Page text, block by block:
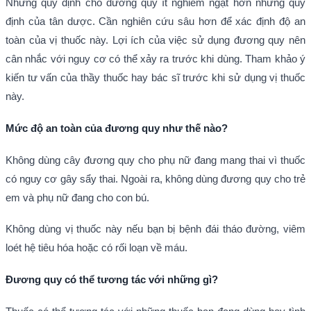
Những quy định cho đương quy ít nghiêm ngặt hơn những quy
định của tân dược. Cần nghiên cứu sâu hơn để xác định độ an
toàn của vị thuốc này. Lợi ích của việc sử dụng đương quy nên
cân nhắc với nguy cơ có thể xảy ra trước khi dùng. Tham khảo ý
kiến tư vấn của thầy thuốc hay bác sĩ trước khi sử dụng vị thuốc
này.
Mức độ an toàn của đương quy như thế nào?
Không dùng cây đương quy cho phụ nữ đang mang thai vì thuốc
có nguy cơ gây sẩy thai. Ngoài ra, không dùng đương quy cho trẻ
em và phụ nữ đang cho con bú.
Không dùng vị thuốc này nếu bạn bị bệnh đái tháo đường, viêm
loét hệ tiêu hóa hoặc có rối loạn về máu.
Đương quy có thể tương tác với những gì?